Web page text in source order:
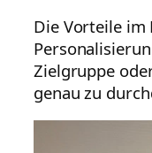
Die Vorteile im
Zielgruppe
genau zu